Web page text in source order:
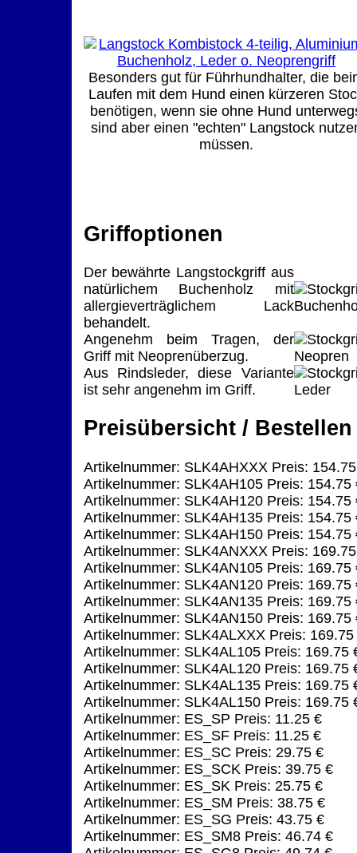
Besonders gut für Führhundhalter, die
Laufen mit dem Hund einen kürzeren
benötigen, wenn sie ohne Hund
sind aber einen "echten" Langstock
müssen.
Griffoptionen
Der bewährte Langstockgriff aus
natürlichem Buchenholz mit
allergieverträglichem Lack
behandelt.
Angenehm beim Tragen, der
Griff mit Neoprenüberzug.
Aus Rindsleder, diese Variante
ist sehr angenehm im Griff.
Preisübersicht / Bestellen
Artikelnummer: SLK4AHXXX Preis:
Artikelnummer: SLK4AH105 Preis: 154.75
Artikelnummer: SLK4AH120 Preis: 154.75
Artikelnummer: SLK4AH135 Preis: 154.75
Artikelnummer: SLK4AH150 Preis: 154.75
Artikelnummer: SLK4ANXXX Preis:
Artikelnummer: SLK4AN105 Preis: 169.75
Artikelnummer: SLK4AN120 Preis: 169.75
Artikelnummer: SLK4AN135 Preis: 169.75
Artikelnummer: SLK4AN150 Preis: 169.75
Artikelnummer: SLK4ALXXX Preis: 169.75
Artikelnummer: SLK4AL105 Preis: 169.75
Artikelnummer: SLK4AL120 Preis: 169.75
Artikelnummer: SLK4AL135 Preis: 169.75
Artikelnummer: SLK4AL150 Preis: 169.75
Artikelnummer: ES_SP Preis: 11.25 €
Artikelnummer: ES_SF Preis: 11.25 €
Artikelnummer: ES_SC Preis: 29.75 €
Artikelnummer: ES_SCK Preis: 39.75 €
Artikelnummer: ES_SK Preis: 25.75 €
Artikelnummer: ES_SM Preis: 38.75 €
Artikelnummer: ES_SG Preis: 43.75 €
Artikelnummer: ES_SM8 Preis: 46.74 €